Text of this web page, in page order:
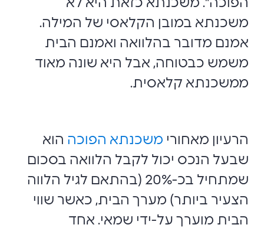
הפוכה". משכנתא כזאת היא לא
משכנתא במובן הקלאסי של המילה.
אמנם מדובר בהלוואה ואמנם הבית
משמש כבטוחה, אבל היא שונה מאוד
ממשכנתא קלאסית.
הרעיון מאחורי משכנתא הפוכה הוא
שבעל הנכס יכול לקבל הלוואה בסכום
שמתחיל בכ-20% (בהתאם לגיל הלווה
הצעיר ביותר) מערך הבית, כאשר שווי
הבית מוערך על-ידי שמאי. אחד